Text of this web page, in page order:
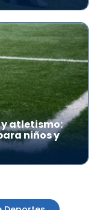
atletismo:
niños y